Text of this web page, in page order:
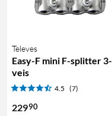
Televes
Easy-F mini F-splitter 3-
veis
4.5 (7)
22990